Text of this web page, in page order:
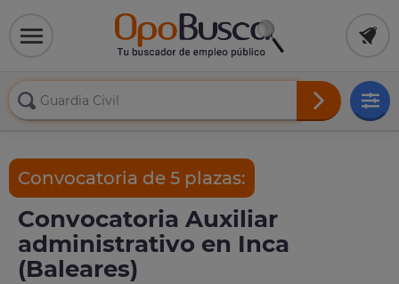
Convocatoria de 5 plazas:
Convocatoria Auxiliar
administrativo en Inca
(Baleares)